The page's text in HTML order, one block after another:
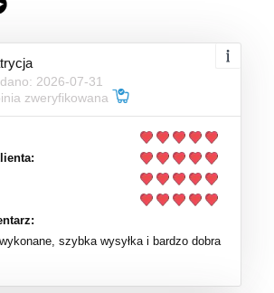
2026-07-31
zweryfikowana
szybka wysyłka i bardzo dobra